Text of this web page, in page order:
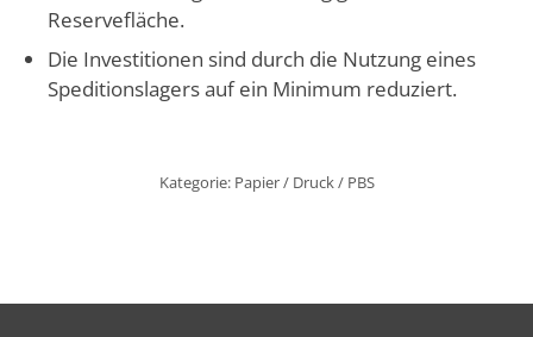
Reservefläche.
Die Investitionen sind durch die Nutzung eines
Speditionslagers auf ein Minimum reduziert.
Kategorie: Papier / Druck / PBS